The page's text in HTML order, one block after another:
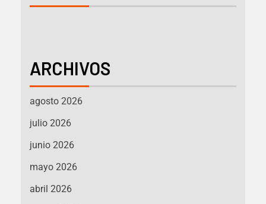
ARCHIVOS
agosto 2026
julio 2026
junio 2026
mayo 2026
abril 2026